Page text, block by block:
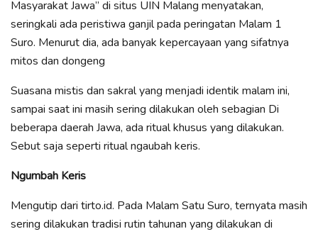
Masyarakat Jawa” di situs UIN Malang menyatakan,
seringkali ada peristiwa ganjil pada peringatan Malam 1
Suro. Menurut dia, ada banyak kepercayaan yang sifatnya
mitos dan dongeng
Suasana mistis dan sakral yang menjadi identik malam ini,
sampai saat ini masih sering dilakukan oleh sebagian Di
beberapa daerah Jawa, ada ritual khusus yang dilakukan.
Sebut saja seperti ritual ngaubah keris.
Ngumbah Keris
Mengutip dari tirto.id. Pada Malam Satu Suro, ternyata masih
sering dilakukan tradisi rutin tahunan yang dilakukan di